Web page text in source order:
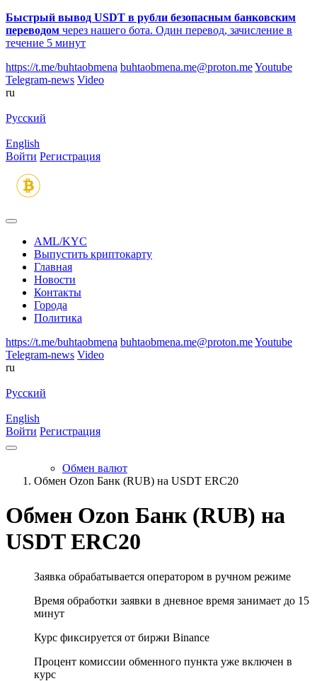
Быстрый вывод USDT в рубли безопасным банковским
переводом через нашего бота. Один перевод, зачисление в
течение 5 минут
https://t.me/buhtaobmena buhtaobmena.me@proton.meYoutube
Telegram-news Video
ru
Русский
English
Войти Регистрация
AML/KYC
Выпустить криптокарту
Главная
Новости
Контакты
Города
Политика
https://t.me/buhtaobmena buhtaobmena.me@proton.meYoutube
Telegram-news Video
ru
Русский
English
Войти Регистрация
Обмен валют
Обмен Ozon Банк (RUB) на USDT ERC20
Обмен Ozon Банк (RUB) на
USDT ERC20
Заявка обрабатывается оператором в ручном режиме
Время обработки заявки в дневное время занимает до 15
минут
Курс фиксируется от биржи Binance
Процент комиссии обменного пункта уже включен в
курс